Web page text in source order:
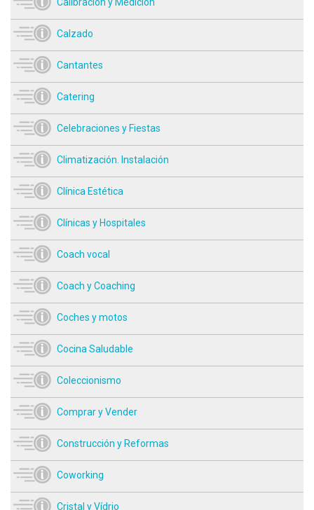
Calzado
Cantantes
Catering
Celebraciones y Fiestas
Climatización. Instalación
Clínica Estética
Clínicas y Hospitales
Coach vocal
Coach y Coaching
Coches y motos
Cocina Saludable
Coleccionismo
Comprar y Vender
Construcción y Reformas
Coworking
Cristal y Vídrio